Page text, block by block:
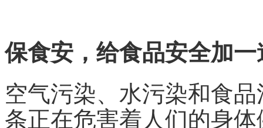
保食安，给食品安全加一
空气污染、水污染和食
条正在危害着人们的身